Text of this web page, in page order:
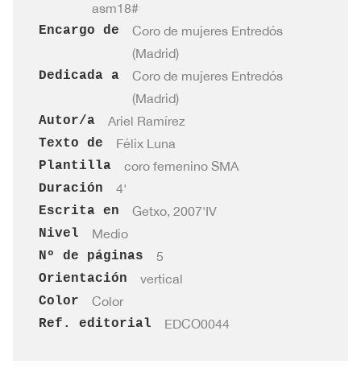
asm18#
Encargo de
Coro de mujeres Entredós
(Madrid)
Dedicada a
Coro de mujeres Entredós
(Madrid)
Autor/a
Ariel Ramírez
Texto de
Félix Luna
Plantilla
coro femenino SMA
Duración
4'
Escrita en
Getxo, 2007'IV
Nivel
Medio
Nº de páginas
5
Orientación
vertical
Color
Color
Ref. editorial
EDCO0044